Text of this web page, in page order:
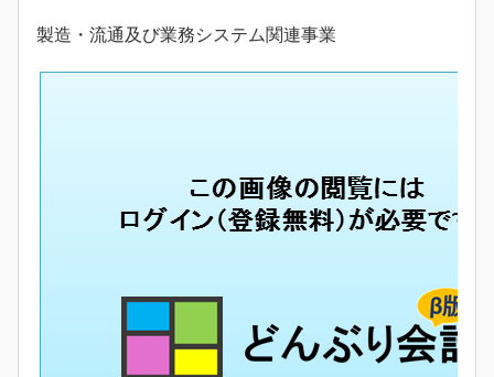
製造・流通及び業務システム関連事業